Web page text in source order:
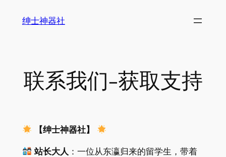
绅士神器社
联系我们-获取支持
【绅士神器社】
站长大人 ：一位从东瀛归来的留学生，带着